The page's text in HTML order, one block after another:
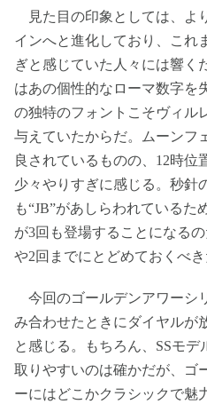
見た目の印象としては、よ
インへと進化しており、これ
ぎと感じていた人々には響く
はあの個性的なローマ数字を
の独特のフォントこそヴィル
与えていたからだ。ムーンフ
良されているものの、12時位
少々やりすぎに感じる。秒針
も“JB”があしらわれているた
が3回も登場することになる
や2回までにとどめておくべき
今回のゴールデンアワーシ
み合わせたときにダイヤルが
と感じる。もちろん、SSモ
取りやすいのは確かだが、ゴ
ーにはどこかクラシックで魅